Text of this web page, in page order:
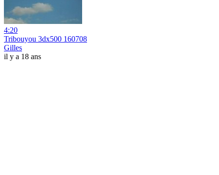
4:20
Tribouyou 3dx500 160708
Gilles
il y a 18 ans